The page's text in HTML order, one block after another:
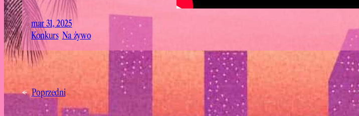
mar 31, 2025
Konkurs, Na żywo
← Poprzedni